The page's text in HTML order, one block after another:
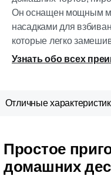
Он оснащен мощным
насадками для
которые легко
Узнать обо всех
Отличные
Простое
домашних